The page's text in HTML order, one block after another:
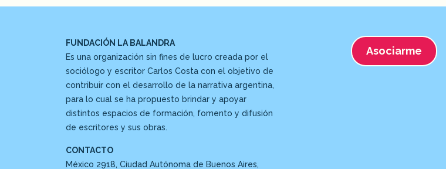
FUNDACIÓN LA BALANDRA
Es una organización sin fines de lucro creada por el
sociólogo y escritor Carlos Costa con el objetivo de
contribuir con el desarrollo de la narrativa argentina,
para lo cual se ha propuesto brindar y apoyar
distintos espacios de formación, fomento y difusión
de escritores y sus obras.
CONTACTO
México 2918, Ciudad Autónoma de Buenos Aires,
Asociarme